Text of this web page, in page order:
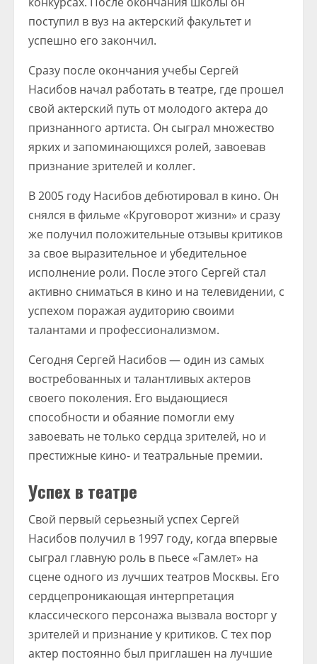
поступил в вуз на актерский факультет и
успешно его закончил.
Сразу после окончания учебы Сергей
Насибов начал работать в театре, где прошел
свой актерский путь от молодого актера до
признанного артиста. Он сыграл множество
ярких и запоминающихся ролей, завоевав
признание зрителей и коллег.
В 2005 году Насибов дебютировал в кино. Он
снялся в фильме «Круговорот жизни» и сразу
же получил положительные отзывы критиков
за свое выразительное и убедительное
исполнение роли. После этого Сергей стал
активно сниматься в кино и на телевидении, с
успехом поражая аудиторию своими
талантами и профессионализмом.
Сегодня Сергей Насибов — один из самых
востребованных и талантливых актеров
своего поколения. Его выдающиеся
способности и обаяние помогли ему
завоевать не только сердца зрителей, но и
престижные кино- и театральные премии.
Успех в театре
Свой первый серьезный успех Сергей
Насибов получил в 1997 году, когда впервые
сыграл главную роль в пьесе «Гамлет» на
сцене одного из лучших театров Москвы. Его
сердцепроникающая интерпретация
классического персонажа вызвала восторг у
зрителей и признание у критиков. С тех пор
актер постоянно был приглашен на лучшие